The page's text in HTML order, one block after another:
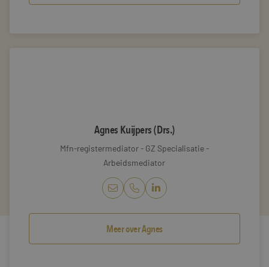
Agnes Kuijpers (Drs.)
Mfn-registermediator - GZ Specialisatie -
Arbeidsmediator
LinkedIn AgnesKuijpers
Meer over Agnes